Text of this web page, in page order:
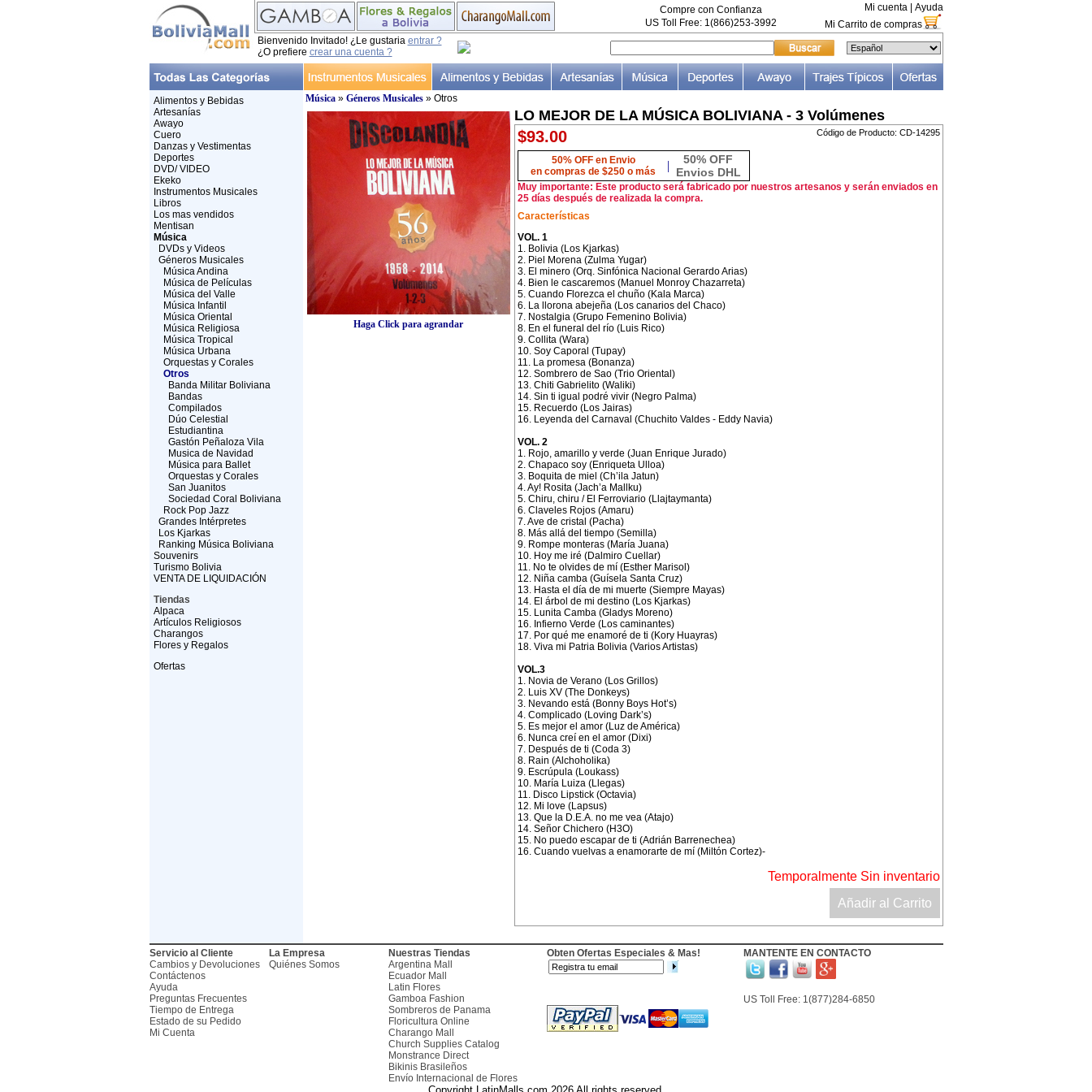
Compre con Confianza
US Toll Free: 1(866)253-3992
Mi cuenta| Ayuda
Mi Carrito de compras
Bienvenido Invitado! ¿Le gustaria entrar ?
¿O prefiere crear una cuenta ?
Alimentos y Bebidas
Artesanías
Awayo
Cuero
Danzas y Vestimentas
Deportes
DVD/ VIDEO
Ekeko
Instrumentos Musicales
Libros
Los mas vendidos
Mentisan
Música
DVDs y Videos
Géneros Musicales
Música Andina
Música de Películas
Música del Valle
Música Infantil
Música Oriental
Música Religiosa
Música Tropical
Música Urbana
Orquestas y Corales
Otros
Banda Militar Boliviana
Bandas
Compilados
Dúo Celestial
Estudiantina
Gastón Peñaloza Vila
Musica de Navidad
Música para Ballet
Orquestas y Corales
San Juanitos
Sociedad Coral Boliviana
Rock Pop Jazz
Grandes Intérpretes
Los Kjarkas
Ranking Música Boliviana
Souvenirs
Turismo Bolivia
VENTA DE LIQUIDACIÓN
Tiendas
Alpaca
Artículos Religiosos
Charangos
Flores y Regalos
Ofertas
Música» Géneros Musicales» Otros
Haga Click para agrandar
LO MEJOR DE LA MÚSICA BOLIVIANA - 3 Volúmenes
$93.00 Código de Producto: CD-14295
50% OFF en Envio
en compras de $250 o más
|
50% OFF
Envios DHL
Muy importante: Este producto será fabricado por nuestros artesanos y serán enviados en
25 días después de realizada la compra.
Características
VOL. 1
1. Bolivia (Los Kjarkas)
2. Piel Morena (Zulma Yugar)
3. El minero (Orq. Sinfónica Nacional Gerardo Arias)
4. Bien le cascaremos (Manuel Monroy Chazarreta)
5. Cuando Florezca el chuño (Kala Marca)
6. La llorona abejeña (Los canarios del Chaco)
7. Nostalgia (Grupo Femenino Bolivia)
8. En el funeral del río (Luis Rico)
9. Collita (Wara)
10. Soy Caporal (Tupay)
11. La promesa (Bonanza)
12. Sombrero de Sao (Trio Oriental)
13. Chiti Gabrielito (Waliki)
14. Sin ti igual podré vivir (Negro Palma)
15. Recuerdo (Los Jairas)
16. Leyenda del Carnaval (Chuchito Valdes - Eddy Navia)
VOL. 2
1. Rojo, amarillo y verde (Juan Enrique Jurado)
2. Chapaco soy (Enriqueta Ulloa)
3. Boquita de miel (Ch’ila Jatun)
4. Ay! Rosita (Jach’a Mallku)
5. Chiru, chiru / El Ferroviario (Llajtaymanta)
6. Claveles Rojos (Amaru)
7. Ave de cristal (Pacha)
8. Más allá del tiempo (Semilla)
9. Rompe monteras (María Juana)
10. Hoy me iré (Dalmiro Cuellar)
11. No te olvides de mí (Esther Marisol)
12. Niña camba (Guísela Santa Cruz)
13. Hasta el día de mi muerte (Siempre Mayas)
14. El árbol de mi destino (Los Kjarkas)
15. Lunita Camba (Gladys Moreno)
16. Infierno Verde (Los caminantes)
17. Por qué me enamoré de ti (Kory Huayras)
18. Viva mi Patria Bolivia (Varios Artistas)
VOL.3
1. Novia de Verano (Los Grillos)
2. Luis XV (The Donkeys)
3. Nevando está (Bonny Boys Hot’s)
4. Complicado (Loving Dark’s)
5. Es mejor el amor (Luz de América)
6. Nunca creí en el amor (Dixi)
7. Después de ti (Coda 3)
8. Rain (Alchoholika)
9. Escrúpula (Loukass)
10. María Luiza (Llegas)
11. Disco Lipstick (Octavia)
12. Mi love (Lapsus)
13. Que la D.E.A. no me vea (Atajo)
14. Señor Chichero (H3O)
15. No puedo escapar de ti (Adrián Barrenechea)
16. Cuando vuelvas a enamorarte de mí (Miltón Cortez)-
Temporalmente Sin inventario
Añadir al Carrito
Servicio al Cliente
Cambios y Devoluciones
Contáctenos
Ayuda
Preguntas Frecuentes
Tiempo de Entrega
Estado de su Pedido
Mi Cuenta
La Empresa
Quiénes Somos
Nuestras Tiendas
Argentina Mall
Ecuador Mall
Latin Flores
Gamboa Fashion
Sombreros de Panama
Floricultura Online
Charango Mall
Church Supplies Catalog
Monstrance Direct
Bikinis Brasileños
Envío Internacional de Flores
Obten Ofertas Especiales & Mas! MANTENTE EN CONTACTO
US Toll Free: 1(877)284-6850